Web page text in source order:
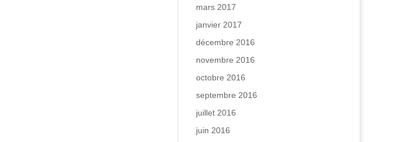
mars 2017
janvier 2017
décembre 2016
novembre 2016
octobre 2016
septembre 2016
juillet 2016
juin 2016